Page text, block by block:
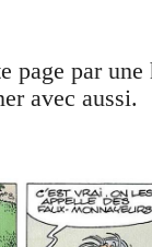
page par
avec aussi.